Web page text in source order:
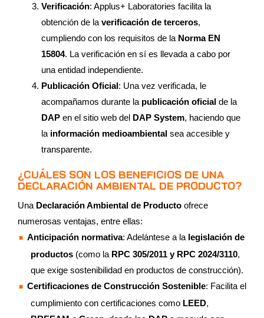
Verificación: Applus+ Laboratories facilita la
obtención de la verificación de terceros,
cumpliendo con los requisitos de la Norma EN
15804. La verificación en sí es llevada a cabo por
una entidad independiente.
Publicación Oficial: Una vez verificada, le
acompañamos durante la publicación oficial de la
DAP en el sitio web del DAP System, haciendo que
la información medioambiental sea accesible y
transparente.
¿CUÁLES SON LOS BENEFICIOS DE UNA
DECLARACIÓN AMBIENTAL DE PRODUCTO?
Una Declaración Ambiental de Producto ofrece
numerosas ventajas, entre ellas:
Anticipación normativa: Adelántese a la legislación de
productos (como la RPC 305/2011 y RPC 2024/3110,
que exige sostenibilidad en productos de construcción).
Certificaciones de Construcción Sostenible: Facilita el
cumplimiento con certificaciones como LEED,